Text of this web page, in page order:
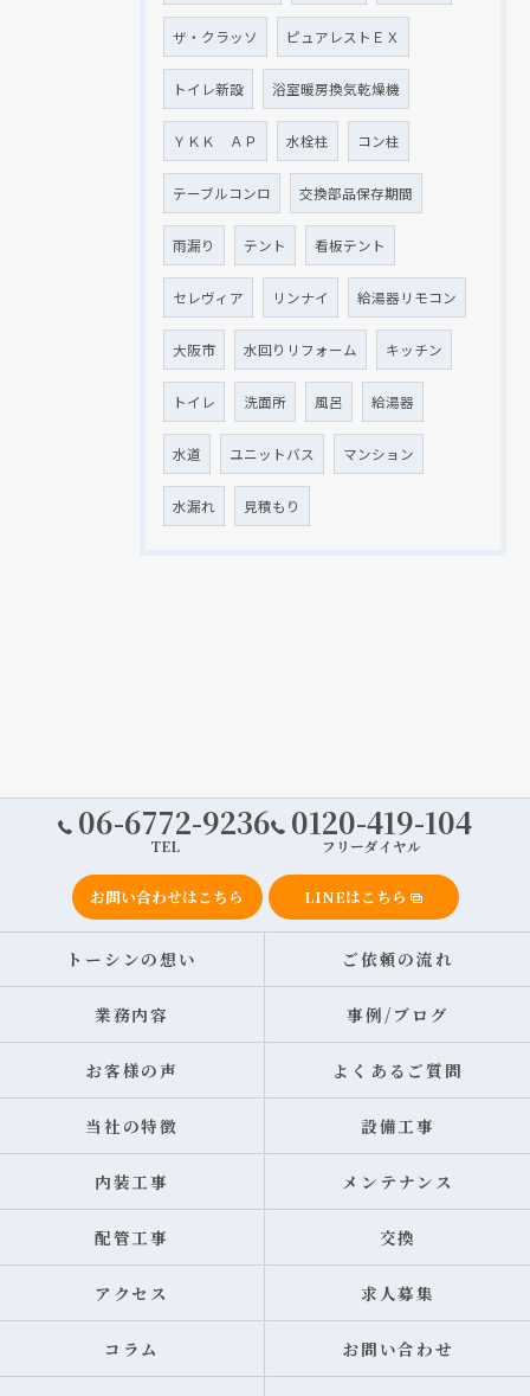
ザ・クラッソ ピュアレストＥＸ
トイレ新設 浴室暖房換気乾燥機
ＹＫＫ ＡＰ 水栓柱 コン柱
テーブルコンロ 交換部品保存期間
雨漏り テント 看板テント
セレヴィア リンナイ 給湯器リモコン
大阪市 水回りリフォーム キッチン
トイレ 洗面所 風呂 給湯器
水道 ユニットバス マンション
水漏れ 見積もり
06-6772-9236
TEL
0120-419-104
フリーダイヤル
お問い合わせはこちら LINEはこちら
トーシンの想い ご依頼の流れ
業務内容 事例/ブログ
お客様の声 よくあるご質問
当社の特徴 設備工事
内装工事 メンテナンス
配管工事 交換
アクセス 求人募集
コラム お問い合わせ